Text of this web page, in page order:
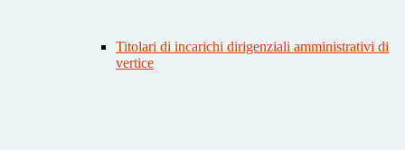
Titolari di incarichi dirigenziali amministrativi di
vertice